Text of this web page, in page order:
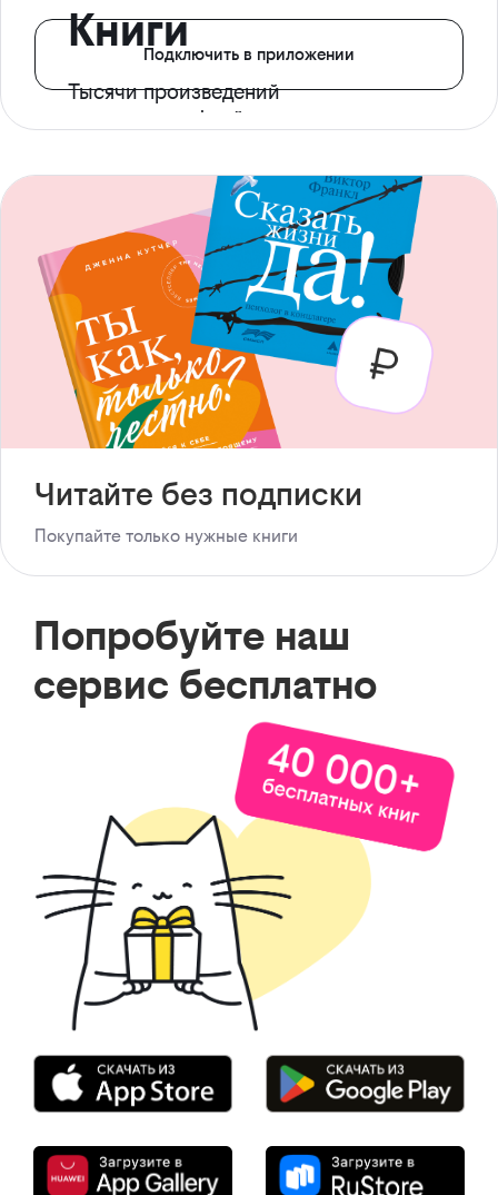
Книги
Тысячи произведений
с доступом офлайн
Подключить в приложении
Читайте без подписки
Покупайте только нужные книги
Попробуйте наш
сервис бесплатно